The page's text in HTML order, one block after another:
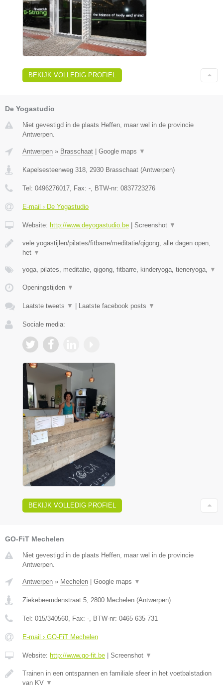
BEKIJK VOLLEDIG PROFIEL
De Yogastudio
Niet gevestigd in de plaats Heffen, maar wel in de provincie
Antwerpen.
Antwerpen » Brasschaat | Google maps ▼
Kapelsesteenweg 318 2930 Brasschaat (Antwerpen)
Tel: 0496276017 , Fax: - , BTW-nr: 0837723276
E-mail › De Yogastudio
Website: http://www.deyogastudio.be | Screenshot ▼
vele yogastijlen/pilates/fitbarre/meditatie/qigong, alle dagen open,
het ▼
yoga, pilates, meditatie, qigong, fitbarre, kinderyoga, tieneryoga, ▼
Openingstijden ▼
Laatste tweets ▼ | Laatste facebook posts ▼
Sociale media:
BEKIJK VOLLEDIG PROFIEL
GO-FiT Mechelen
Niet gevestigd in de plaats Heffen, maar wel in de provincie
Antwerpen.
Antwerpen » Mechelen Google maps ▼
Ziekebeemdenstraat 5 2800 Mechelen (Antwerpen)
Tel: 015/340560 , Fax: - , BTW-nr: 0465 635 731
E-mail › GO-FiT Mechelen
Website: http://www.go-fit.be Screenshot ▼
Trainen in een ontspannen en familiale sfeer in het voetbalstadion
van KV ▼